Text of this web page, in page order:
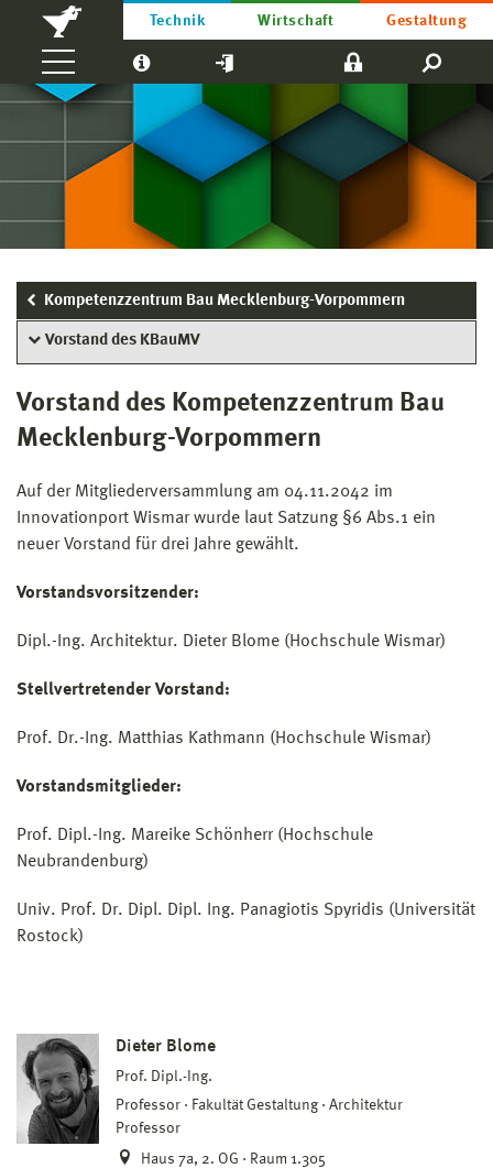
Technik Wirtschaft Gestaltung
Kompetenzzentrum Bau Mecklenburg-Vorpommern
Vorstand des KBauMV
Vorstand des Kompetenzzentrum Bau
Mecklenburg-Vorpommern
Auf der Mitgliederversammlung am 04.11.2042 im
Innovationport Wismar wurde laut Satzung §6 Abs.1 ein
neuer Vorstand für drei Jahre gewählt.
Vorstandsvorsitzender:
Dipl.-Ing. Architektur. Dieter Blome (Hochschule Wismar)
Stellvertretender Vorstand:
Prof. Dr.-Ing. Matthias Kathmann (Hochschule Wismar)
Vorstandsmitglieder:
Prof. Dipl.-Ing. Mareike Schönherr (Hochschule
Neubrandenburg)
Univ. Prof. Dr. Dipl. Dipl. Ing. Panagiotis Spyridis (Universität
Rostock)
Dieter Blome
Prof. Dipl.-Ing.
Professor
Fakultät Gestaltung
Architektur
Professor
Haus 7a, 2. OG · Raum 1.305